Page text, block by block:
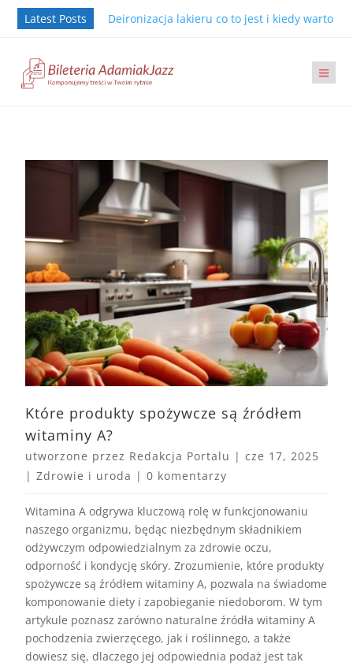
Latest Posts Deironizacja lakieru co to jest i kiedy warto ją
Które produkty spożywcze są źródłem
witaminy A?
utworzone przez Redakcja Portalu |cze 17, 2025
|Zdrowie i uroda |0 komentarzy
Witamina A odgrywa kluczową rolę w funkcjonowaniu
naszego organizmu, będąc niezbędnym składnikiem
odżywczym odpowiedzialnym za zdrowie oczu,
odporność i kondycję skóry. Zrozumienie, które produkty
spożywcze są źródłem witaminy A, pozwala na świadome
komponowanie diety i zapobieganie niedoborom. W tym
artykule poznasz zarówno naturalne źródła witaminy A
pochodzenia zwierzęcego, jak i roślinnego, a także
dowiesz się, dlaczego jej odpowiednia podaż jest tak